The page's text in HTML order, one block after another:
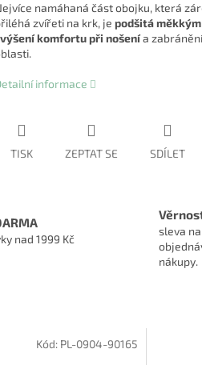
namáhaná část obojku, která
zvířeti na krk, je podšitá
komfortu při nošenía
informace
TISK ZEPTAT SE SDÍLET
nad 1999 Kč
sleva
nákupy.
Kód: PL-0904-90165